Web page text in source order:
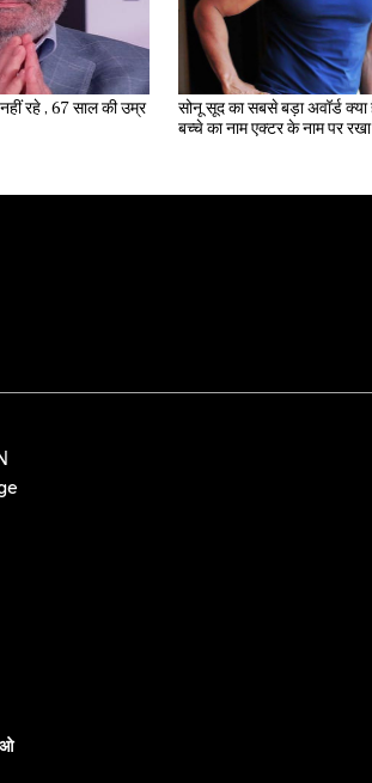
रहे , 67 साल की उम्र
सोनू सूद का सबसे बड़ा अवॉर्ड क्या है ? महिला ने अपने
बच्चे का नाम एक्टर के नाम पर रखा